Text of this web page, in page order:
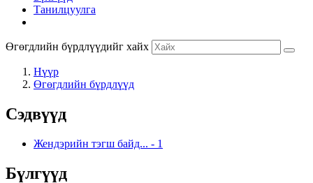
Танилцуулга
Өгөгдлийн бүрдлүүдийг хайх
Нүүр
Өгөгдлийн бүрдлүүд
Сэдвүүд
Жендэрийн тэгш байд... - 1
Бүлгүүд